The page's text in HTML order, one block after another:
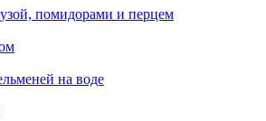
помидорами и перцем
на воде